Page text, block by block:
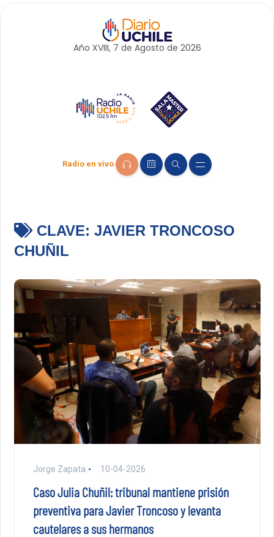
Año XVIII, 7 de Agosto de 2026
Radio en vivo
CLAVE: JAVIER TRONCOSO
CHUÑIL
Jorge Zapata 10-04-2026
Caso Julia Chuñil: tribunal mantiene prisión
preventiva para Javier Troncoso y levanta
cautelares a sus hermanos